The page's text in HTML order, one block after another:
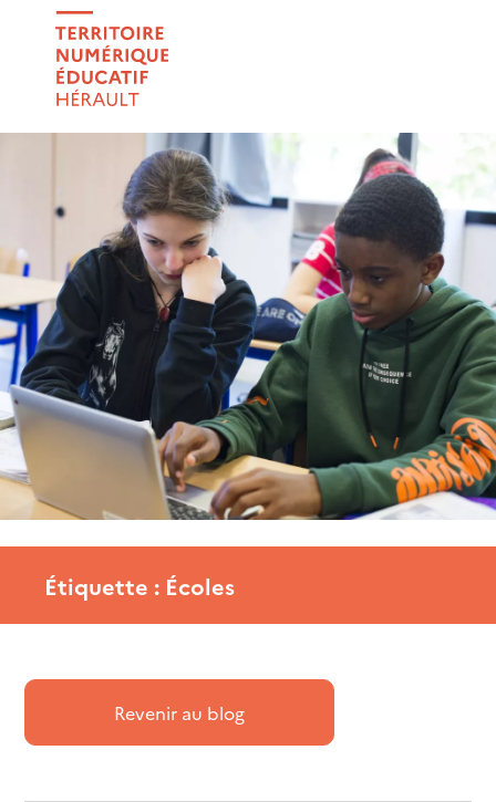
Étiquette : Écoles
Revenir au blog